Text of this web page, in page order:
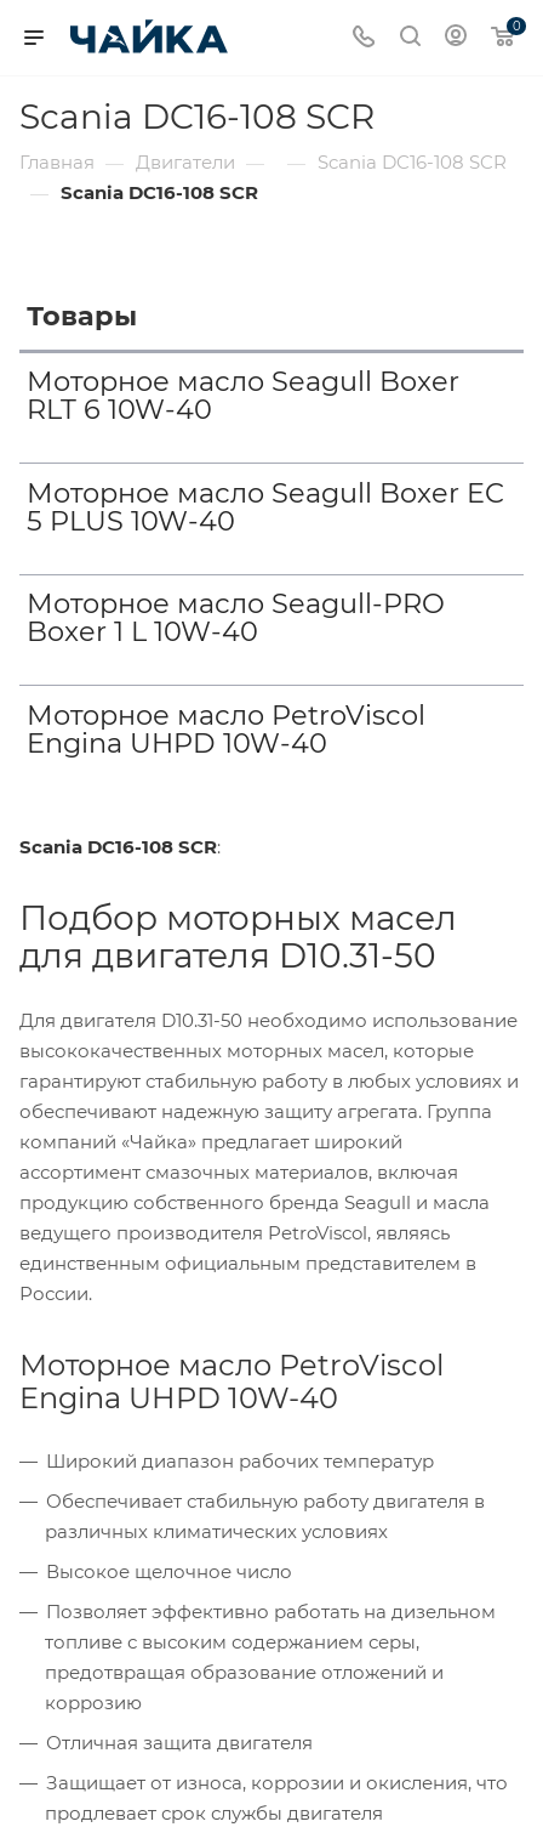
0
Scania DC16-108 SCR
Главная — Двигатели — — Scania DC16-108 SCR
— Scania DC16-108 SCR
Товары
Моторное масло Seagull Boxer
RLT 6 10W-40
Моторное масло Seagull Boxer EC
5 PLUS 10W-40
Моторное масло Seagull-PRO
Boxer 1 L 10W-40
Моторное масло PetroViscol
Engina UHPD 10W-40
Scania DC16-108 SCR:
Подбор моторных масел
для двигателя D10.31-50
Для двигателя D10.31-50 необходимо использование
высококачественных моторных масел, которые
гарантируют стабильную работу в любых условиях и
обеспечивают надежную защиту агрегата. Группа
компаний «Чайка» предлагает широкий
ассортимент смазочных материалов, включая
продукцию собственного бренда Seagull и масла
ведущего производителя PetroViscol, являясь
единственным официальным представителем в
России.
Моторное масло PetroViscol
Engina UHPD 10W-40
Широкий диапазон рабочих температур
Обеспечивает стабильную работу двигателя в
различных климатических условиях
Высокое щелочное число
Позволяет эффективно работать на дизельном
топливе с высоким содержанием серы,
предотвращая образование отложений и
коррозию
Отличная защита двигателя
Защищает от износа, коррозии и окисления, что
продлевает срок службы двигателя